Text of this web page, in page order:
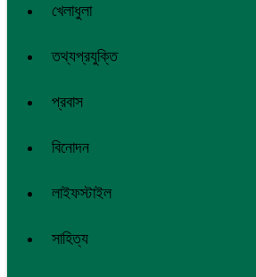
খেলাধুলা
তথ্যপ্রযুক্তি
প্রবাস
বিনোদন
লাইফস্টাইল
সাহিত্য